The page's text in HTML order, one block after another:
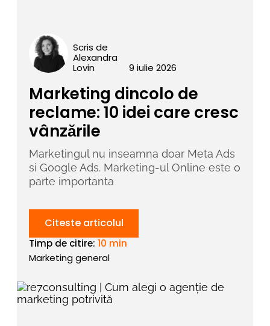
Scris de
Alexandra
Lovin
9 iulie 2026
Marketing dincolo de
reclame: 10 idei care cresc
vânzările
Marketingul nu inseamna doar Meta Ads
si Google Ads. Marketing-ul Online este o
parte importanta
Citeste articolul
Timp de citire:10 min
Marketing general